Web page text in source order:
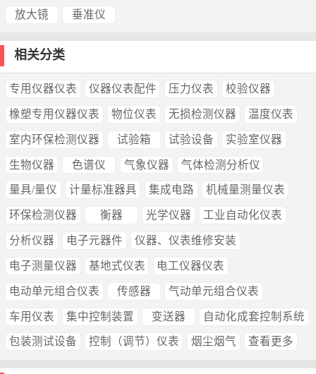
放大镜 垂准仪
相关分类
专用仪器仪表 仪器仪表配件 压力仪表 校验仪器
橡塑专用仪器仪表 物位仪表 无损检测仪器 温度仪表
室内环保检测仪器 试验箱 试验设备 实验室仪器
生物仪器 色谱仪 气象仪器 气体检测分析仪
量具/量仪 计量标准器具 集成电路 机械量测量仪表
环保检测仪器 衡器 光学仪器 工业自动化仪表
分析仪器 电子元器件 仪器、仪表维修安装
电子测量仪器 基地式仪表 电工仪器仪表
电动单元组合仪表 传感器 气动单元组合仪表
车用仪表 集中控制装置 变送器 自动化成套控制系统
包装测试设备 控制（调节）仪表 烟尘烟气 查看更多